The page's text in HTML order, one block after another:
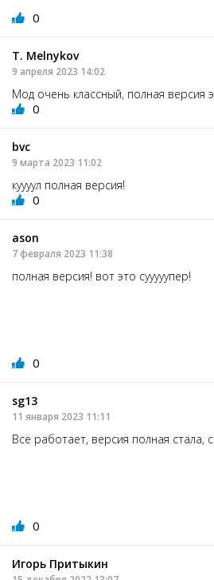
0
T. Melnykov
9 апреля 2023 14:02
Мод очень классный, полная версия
0
bvc
9 марта 2023 11:02
куууул полная версия!
0
ason
7 февраля 2023 11:38
полная версия! вот это сууууупер!
0
sg13
11 января 2023 11:11
Всё работает, версия полная стала,
0
Игорь Притыкин